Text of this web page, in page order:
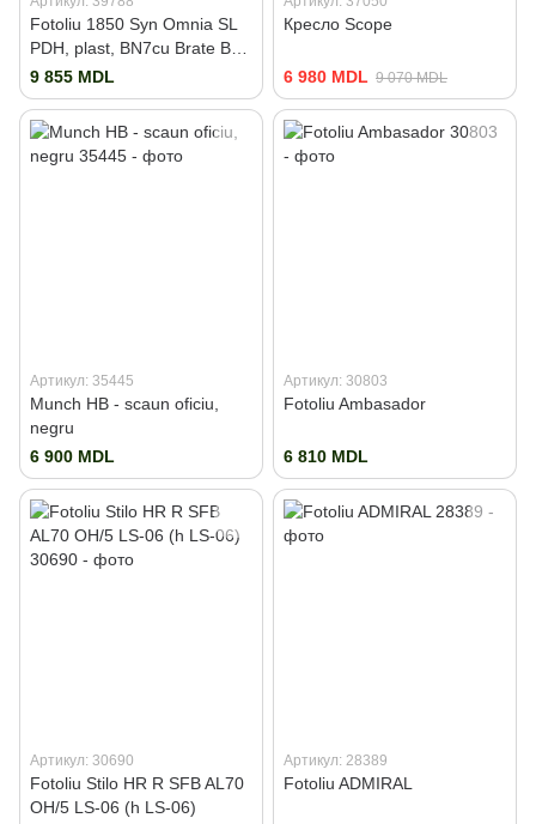
Fotoliu 1850 Syn Omnia SL
PDH, plast, BN7cu Brate BR
06
9 855 MDL
Кресло Scope
6 980 MDL 9 070 MDL
Артикул: 35445
Munch HB - scaun oficiu,
negru
6 900 MDL
Артикул: 30803
Fotoliu Ambasador
6 810 MDL
Артикул: 30690
Fotoliu Stilo HR R SFB AL70
OH/5 LS-06 (h LS-06)
Артикул: 28389
Fotoliu ADMIRAL